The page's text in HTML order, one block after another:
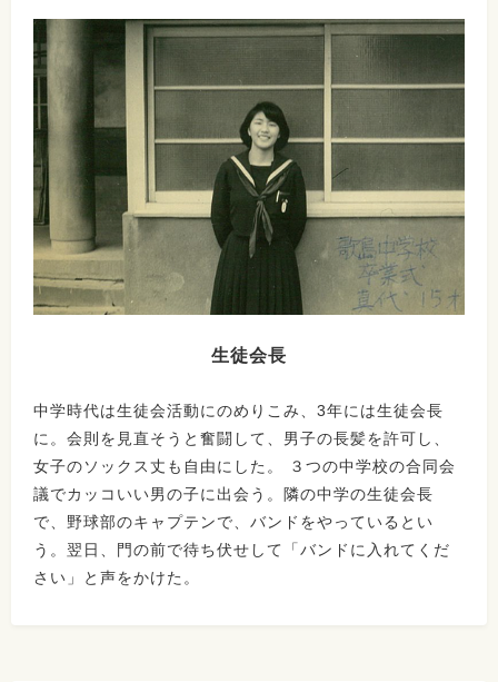
生徒会長
中学時代は生徒会活動にのめりこみ、3年には生徒会長
に。会則を見直そうと奮闘して、男子の長髪を許可し、
女子のソックス丈も自由にした。 ３つの中学校の合同会
議でカッコいい男の子に出会う。隣の中学の生徒会長
で、野球部のキャプテンで、バンドをやっているとい
う。翌日、門の前で待ち伏せして「バンドに入れてくだ
さい」と声をかけた。